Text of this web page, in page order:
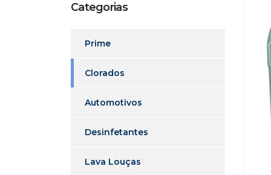
Categorias
Prime
Clorados
Automotivos
Desinfetantes
Lava Louças